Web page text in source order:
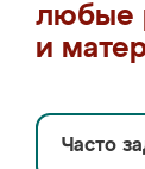
любые
и
Часто